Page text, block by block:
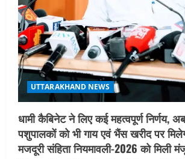
o
n
UTTARAKHAND NEWS
धामी कैबिनेट ने लिए कई महत्वपूर्ण निर्णय,
पशुपालकों को भी गाय एवं भैंस खरीद पर
मजदूरी संहिता नियमावली-2026 को मिली